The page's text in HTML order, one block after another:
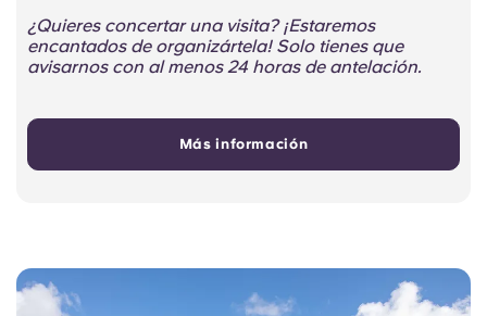
¿Quieres concertar una visita? ¡Estaremos
encantados de organizártela! Solo tienes que
avisarnos con al menos 24 horas de antelación.
Más información